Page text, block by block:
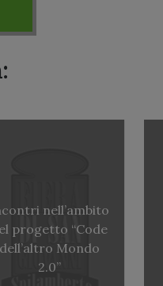
nell’ambito
progetto “Code
dell’altro Mondo
2.0”